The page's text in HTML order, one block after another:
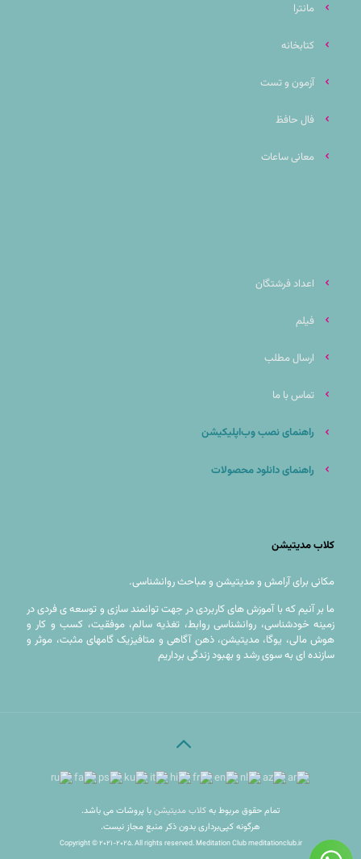
مانترا
کتابخانه
آزمون و تست
فال حافظ
معانی ساعات
اعداد فرشتگان
فیلم
ارسال مطلب
تماس با ما
راهنمای نصب وب‌اپلیکیشن
راهنمای دانلود محصولات
کلاب مدیتیشن
مکانی براى آرامش و مديتيشن و مباحث روانشناسی.
ما بر آنیم که با آموزش های کاربردی در جهت توانمند سازی و توسعه ی فردی در
زمینه خودشناسی، روانشناسی روابط، تغذیه سالم، موفقیت، کسب و کار و
هوش مالی، یوگا، مدیتیشن، ذهن آگاهی و متافیزیک گامهای مثبت، موثر و
سازنده ای به سوی رشد و بهبود زندگی برداریم
تمام حقوق مربوط بهکلاب مدیتیشنبا پروشات می باشد.
هرگونه کپی‌برداری بدون ذکر منبع مجاز نیست.
Copyright © 2021-2025. All rights reserved. Meditation Club meditationclub.ir